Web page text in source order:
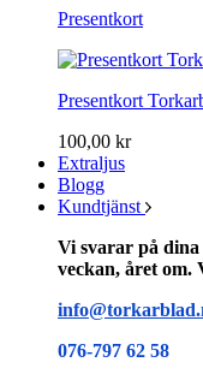
Presentkort
Presentkort
100,00 kr
Extraljus
Blogg
Kundtjänst
Vi svarar på
veckan, året om.
076-797 62 58